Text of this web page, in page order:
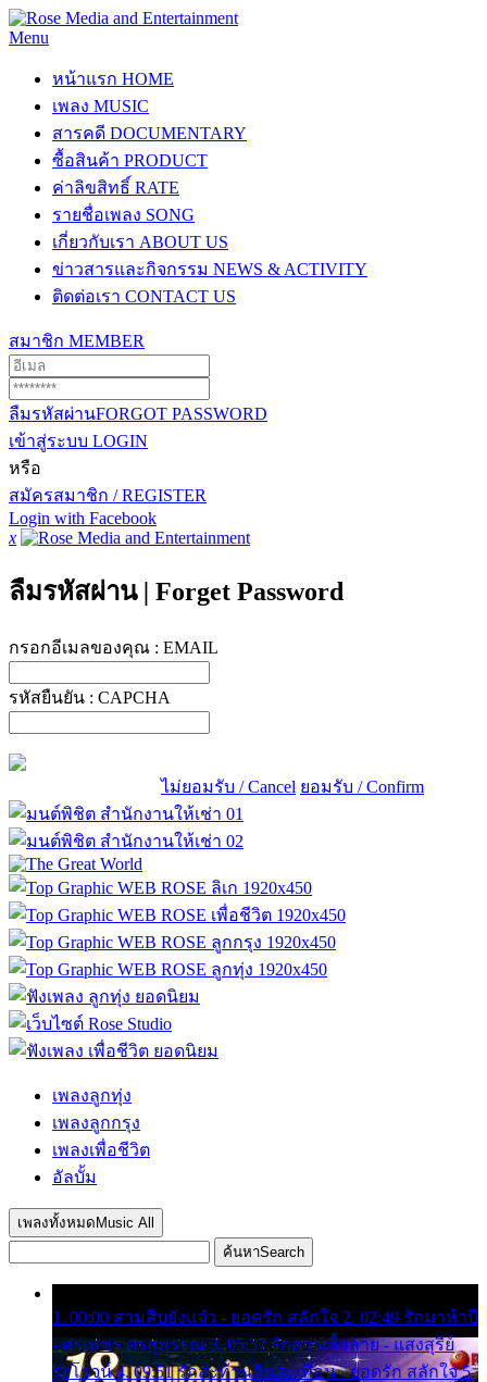
Menu
หน้าแรก HOME
เพลง MUSIC
สารคดี DOCUMENTARY
ซื้อสินค้า PRODUCT
ค่าลิขสิทธิ์ RATE
รายชื่อเพลง SONG
เกี่ยวกับเรา ABOUT US
ข่าวสารและกิจกรรม NEWS & ACTIVITY
ติดต่อเรา CONTACT US
สมาชิก MEMBER
ลืมรหัสผ่านFORGOT PASSWORD
เข้าสู่ระบบ LOGIN
หรือ
สมัครสมาชิก / REGISTER
Login with Facebook
x
ลืมรหัสผ่าน | Forget Password
กรอกอีเมลของคุณ : EMAIL
รหัสยืนยัน : CAPCHA
ไม่ยอมรับ / Cancel ยอมรับ / Confirm
เพลงลูกทุ่ง
เพลงลูกกรุง
เพลงเพื่อชีวิต
อัลบั้ม
เพลงทั้งหมด Music All
ค้นหาSearch
1. 00:00 สามสิบยังแจ๋ว - ยอดรัก สลักใจ 2. 02:49 รักมาห้าปี
- ศรเพชร ศรสุพรรณ 3. 05:57 รักสาวเสื้อลาย - แสงสุรีย์
รุ่งโรจน์ 4. 09:51 รักสะท้านดินสะเทือน - ยอดรัก สลักใจ 5.